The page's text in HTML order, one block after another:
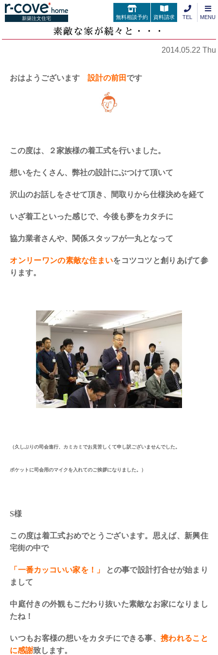
新築注文住宅 無料相談予約 資料請求 TEL MENU
素敵な家が続々と・・・
2014.05.22 Thu
おはようございます設計の前田です
この度は、２家族様の着工式を行いました。
想いをたくさん、弊社の設計にぶつけて頂いて
沢山のお話しをさせて頂き、間取りから仕様決めを経て
いざ着工といった感じで、今後も夢をカタチに
協力業者さんや、関係スタッフが一丸となって
オンリーワンの素敵な住まいをコツコツと創りあげて参
ります。
（久しぶりの司会進行、カミカミでお見苦しくて申し訳ございませんでした。
ポケットに司会用のマイクを入れてのご挨拶になりました。）
S様
この度は着工式おめでとうございます。思えば、新興住
宅街の中で
「一番カッコいい家を！」
との事で設計打合せが始まり
まして
中庭付きの外観もこだわり抜いた素敵なお家になりまし
たね！
いつもお客様の想いをカタチにできる事、携われること
に感謝致します。